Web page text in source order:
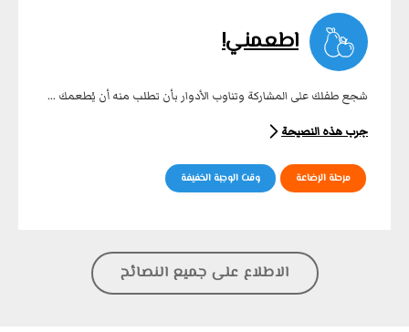
اطعمني!
شجع طفلك على المشاركة وتناوب الأدوار بأن تطلب منه أن يُطعمك ...
جرب هذه النصيحة
مرحلة الرضاعة وقت الوجبة الخفيفة
الاطلاع على جميع النصائح